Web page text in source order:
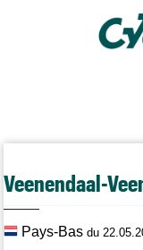
Veenendaal-
Pays-Basdu